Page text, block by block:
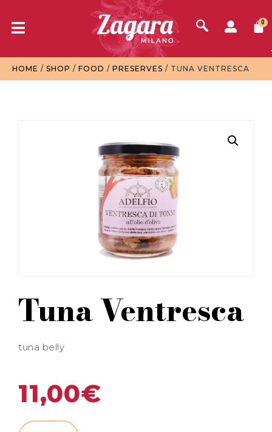
0
HOME / SHOP / FOOD / PRESERVES / TUNA VENTRESCA
Tuna Ventresca
tuna belly
11,00€